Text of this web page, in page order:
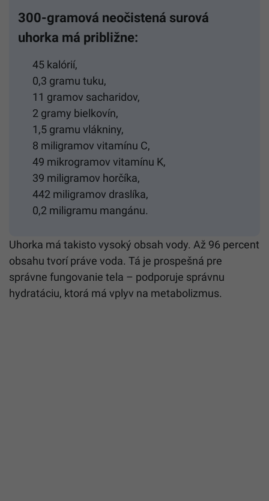
300-gramová neočistená surová
uhorka má približne:
45 kalórií,
0,3 gramu tuku,
11 gramov sacharidov,
2 gramy bielkovín,
1,5 gramu vlákniny,
8 miligramov vitamínu C,
49 mikrogramov vitamínu K,
39 miligramov horčíka,
442 miligramov draslíka,
0,2 miligramu mangánu.
Uhorka má takisto vysoký obsah vody. Až 96 percent
obsahu tvorí práve voda. Tá je prospešná pre
správne fungovanie tela – podporuje správnu
hydratáciu, ktorá má vplyv na metabolizmus.